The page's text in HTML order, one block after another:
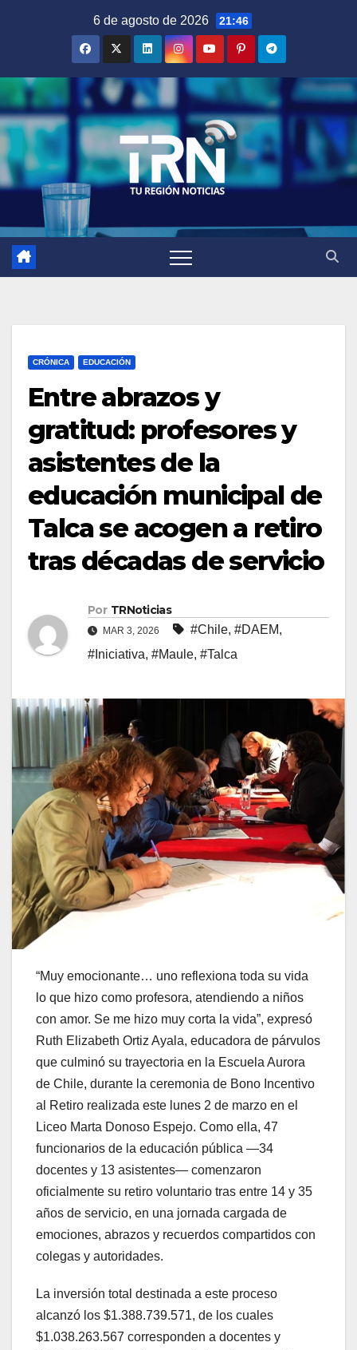
6 de agosto de 2026 21:46
CRÓNICA EDUCACIÓN
Entre abrazos y
gratitud: profesores y
asistentes de la
educación municipal de
Talca se acogen a retiro
tras décadas de servicio
Por TRNoticias
MAR 3, 2026 #Chile, #DAEM,
#Iniciativa, #Maule, #Talca
“Muy emocionante… uno reflexiona toda su vida
lo que hizo como profesora, atendiendo a niños
con amor. Se me hizo muy corta la vida”, expresó
Ruth Elizabeth Ortiz Ayala, educadora de párvulos
que culminó su trayectoria en la Escuela Aurora
de Chile, durante la ceremonia de Bono Incentivo
al Retiro realizada este lunes 2 de marzo en el
Liceo Marta Donoso Espejo. Como ella, 47
funcionarios de la educación pública —34
docentes y 13 asistentes— comenzaron
oficialmente su retiro voluntario tras entre 14 y 35
años de servicio, en una jornada cargada de
emociones, abrazos y recuerdos compartidos con
colegas y autoridades.
La inversión total destinada a este proceso
alcanzó los $1.388.739.571, de los cuales
$1.038.263.567 corresponden a docentes y